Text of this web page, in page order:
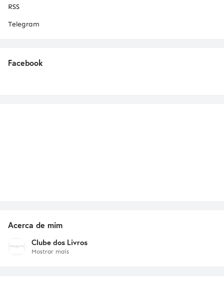
RSS
Telegram
Facebook
Acerca de mim
Clube dos Livros
Mostrar mais